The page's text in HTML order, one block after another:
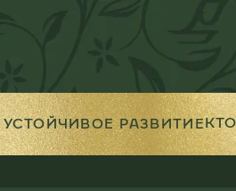
УСТОЙЧИВОЕ РАЗВИТИЕ